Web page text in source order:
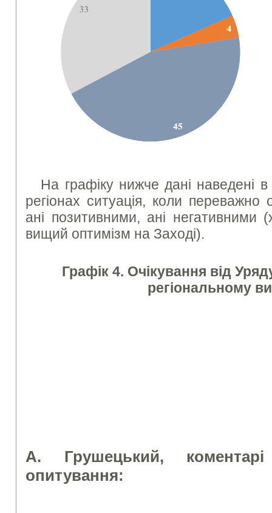
На графіку нижче дані наведені в
регіонах ситуація, коли переважно
ані позитивними, ані негативними
вищий оптимізм на Заході).
Графік 4. Очікування від
регіональному
А. Грушецький,
опитування: